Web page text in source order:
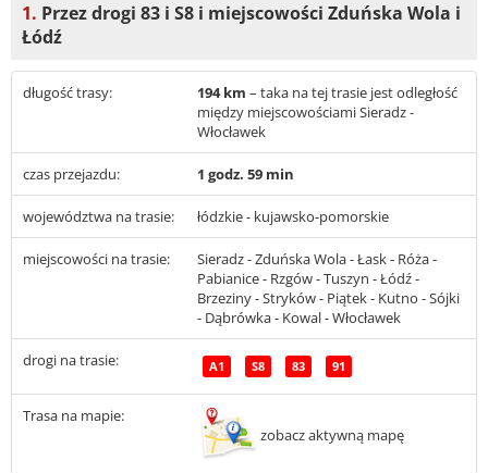
1. Przez drogi 83 i S8 i miejscowości Zduńska Wola i
Łódź
długość trasy: 194 km – taka na tej trasie jest odległość
między miejscowościami Sieradz -
Włocławek
czas przejazdu: 1 godz. 59 min
województwa na trasie: łódzkie - kujawsko-pomorskie
miejscowości na trasie:
Sieradz - Zduńska Wola - Łask - Róża -
Pabianice - Rzgów - Tuszyn - Łódź -
Brzeziny - Stryków - Piątek - Kutno - Sójki
- Dąbrówka - Kowal - Włocławek
drogi na trasie: A1 S8 83 91
Trasa na mapie:
zobacz aktywną mapę